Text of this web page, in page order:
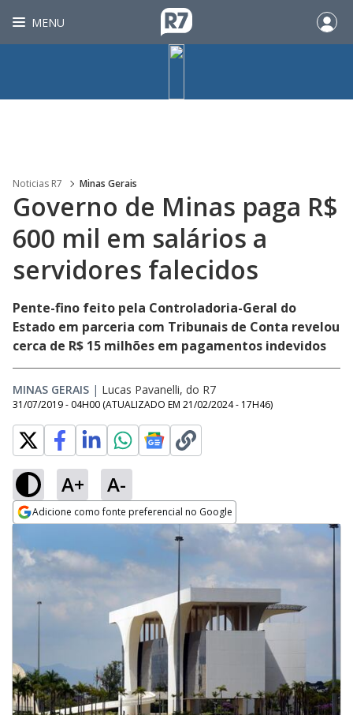
MENU
Noticias R7 Minas Gerais
Governo de Minas paga R$
600 mil em salários a
servidores falecidos
Pente-fino feito pela Controladoria-Geral do
Estado em parceria com Tribunais de Conta revelou
cerca de R$ 15 milhões em pagamentos indevidos
MINAS GERAIS | Lucas Pavanelli, do R7
31/07/2019 - 04H00 (ATUALIZADO EM 21/02/2024 - 17H46)
A+ A-
Adicione como fonte preferencial no Google
Opens in new window